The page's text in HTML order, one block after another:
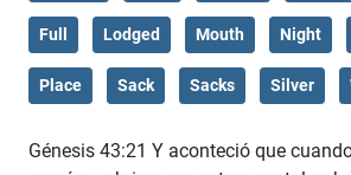
Full Lodged Mouth Night
Place Sack Sacks Silver
Génesis 43:21 Y aconteció que